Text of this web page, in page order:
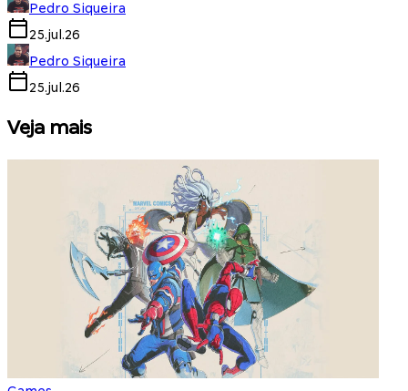
Pedro Siqueira
25.jul.26
Pedro Siqueira
25.jul.26
Veja mais